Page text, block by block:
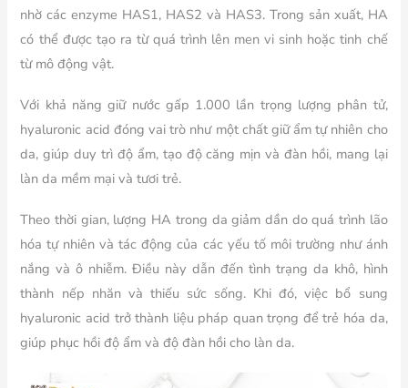
nhờ các enzyme HAS1, HAS2 và HAS3. Trong sản xuất, HA
có thể được tạo ra từ quá trình lên men vi sinh hoặc tinh chế
từ mô động vật.
Với khả năng giữ nước gấp 1.000 lần trọng lượng phân tử,
hyaluronic acid đóng vai trò như một chất giữ ẩm tự nhiên cho
da, giúp duy trì độ ẩm, tạo độ căng mịn và đàn hồi, mang lại
làn da mềm mại và tươi trẻ.
Theo thời gian, lượng HA trong da giảm dần do quá trình lão
hóa tự nhiên và tác động của các yếu tố môi trường như ánh
nắng và ô nhiễm. Điều này dẫn đến tình trạng da khô, hình
thành nếp nhăn và thiếu sức sống. Khi đó, việc bổ sung
hyaluronic acid trở thành liệu pháp quan trọng để trẻ hóa da,
giúp phục hồi độ ẩm và độ đàn hồi cho làn da.